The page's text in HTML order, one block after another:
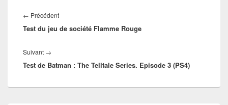
de
l’article
← PrécédentArticle
précédent :
Test du jeu de société Flamme Rouge
Suivant →
suivant :
Test de Batman : The Telltale Series. Episode 3 (PS4)